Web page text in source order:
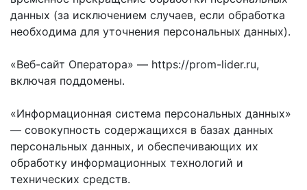
данных (за исключением случаев, если обработка
необходима для уточнения персональных данных).
«Веб-сайт Оператора» — https://prom-lider.ru,
включая поддомены.
«Информационная система персональных данных»
— совокупность содержащихся в базах данных
персональных данных, и обеспечивающих их
обработку информационных технологий и
технических средств.